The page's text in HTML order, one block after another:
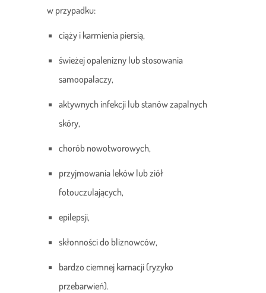
w przypadku:
ciąży i karmienia piersią,
świeżej opalenizny lub stosowania
samoopalaczy,
aktywnych infekcji lub stanów zapalnych
skóry,
chorób nowotworowych,
przyjmowania leków lub ziół
fotouczulających,
epilepsji,
skłonności do bliznowców,
bardzo ciemnej karnacji (ryzyko
przebarwień).